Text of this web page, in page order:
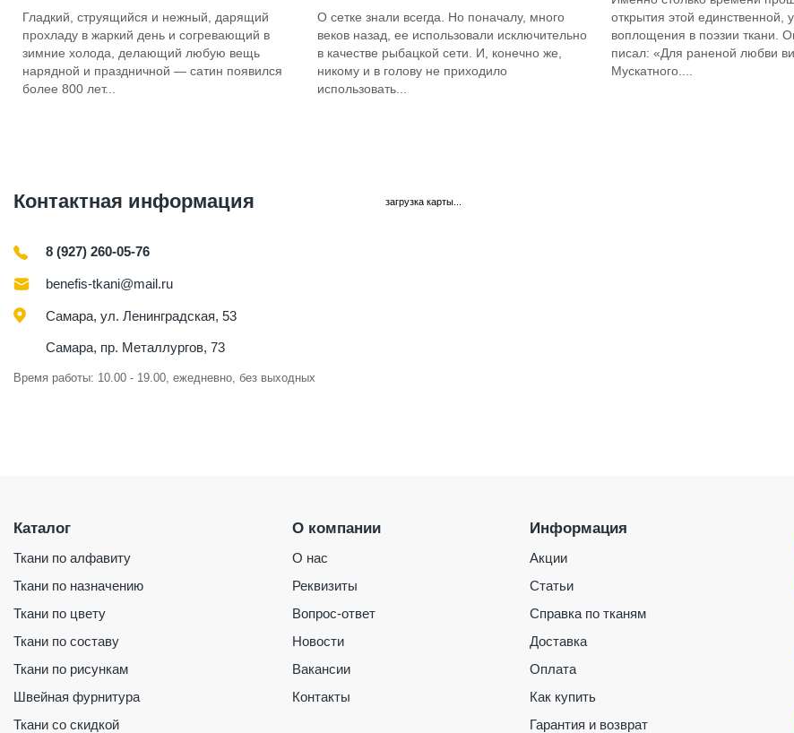
Гладкий, струящийся и нежный, дарящий
прохладу в жаркий день и согревающий в
зимние холода, делающий любую вещь
нарядной и праздничной — сатин появился
более 800 лет...
О сетке знали всегда. Но поначалу, много
веков назад, ее использовали исключительно
в качестве рыбацкой сети. И, конечно же,
никому и в голову не приходило
использовать...
открытия этой единственной,
воплощения в поэзии ткани.
писал: «Для раненой любви
Мускатного....
Контактная информация
8 (927) 260-05-76
benefis-tkani@mail.ru
Самара, ул. Ленинградская, 53
Самара, пр. Металлургов, 73
Время работы: 10.00 - 19.00, ежедневно, без выходных
загрузка карты...
Каталог
Ткани по алфавиту
Ткани по назначению
Ткани по цвету
Ткани по составу
Ткани по рисункам
Швейная фурнитура
Ткани со скидкой
О компании
О нас
Реквизиты
Вопрос-ответ
Новости
Вакансии
Контакты
Информация
Акции
Статьи
Справка по тканям
Доставка
Оплата
Как купить
Гарантия и возврат